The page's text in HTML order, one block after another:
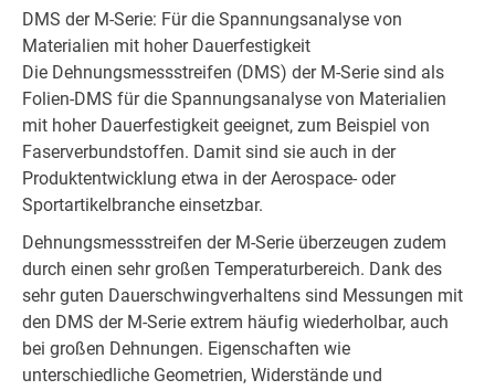
DMS der M-Serie: Für die Spannungsanalyse von
Materialien mit hoher Dauerfestigkeit
Die Dehnungsmessstreifen (DMS) der M-Serie sind als
Folien-DMS für die Spannungsanalyse von Materialien
mit hoher Dauerfestigkeit geeignet, zum Beispiel von
Faserverbundstoffen. Damit sind sie auch in der
Produktentwicklung etwa in der Aerospace- oder
Sportartikelbranche einsetzbar.
Dehnungsmessstreifen der M-Serie überzeugen zudem
durch einen sehr großen Temperaturbereich. Dank des
sehr guten Dauerschwingverhaltens sind Messungen mit
den DMS der M-Serie extrem häufig wiederholbar, auch
bei großen Dehnungen. Eigenschaften wie
unterschiedliche Geometrien, Widerstände und